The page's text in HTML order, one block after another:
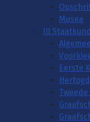
Musea
III
Eerste
Tweede